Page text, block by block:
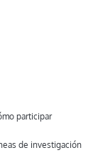
participar
de investigación